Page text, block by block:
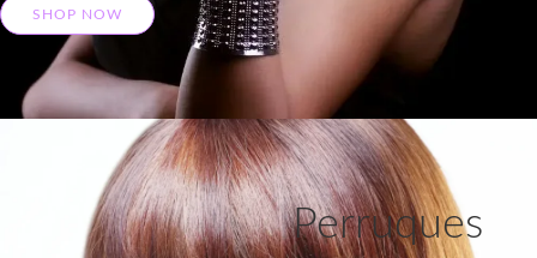
SHOP NOW
Perruques